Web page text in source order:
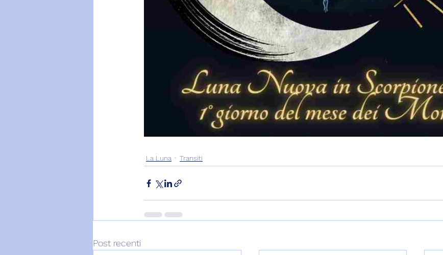
La Luna Transiti
Post recenti